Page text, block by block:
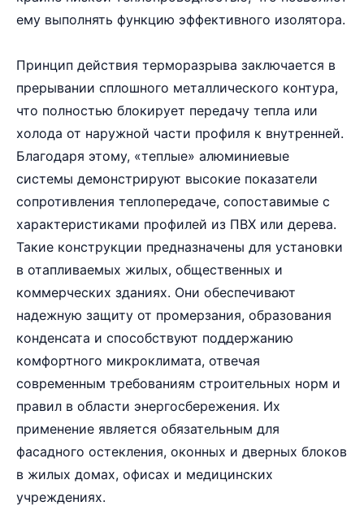
ему выполнять функцию эффективного изолятора.
Принцип действия терморазрыва заключается в
прерывании сплошного металлического контура,
что полностью блокирует передачу тепла или
холода от наружной части профиля к внутренней.
Благодаря этому, «теплые» алюминиевые
системы демонстрируют высокие показатели
сопротивления теплопередаче, сопоставимые с
характеристиками профилей из ПВХ или дерева.
Такие конструкции предназначены для установки
в отапливаемых жилых, общественных и
коммерческих зданиях. Они обеспечивают
надежную защиту от промерзания, образования
конденсата и способствуют поддержанию
комфортного микроклимата, отвечая
современным требованиям строительных норм и
правил в области энергосбережения. Их
применение является обязательным для
фасадного остекления, оконных и дверных блоков
в жилых домах, офисах и медицинских
учреждениях.